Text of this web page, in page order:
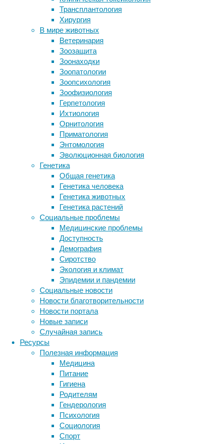
Трансплантология
Хирургия
В мире животных
Ветеринария
Зоозащита
Зоонаходки
Зоопатологии
Зоопсихология
Зоофизиология
Герпетология
Ихтиология
Орнитология
Приматология
Энтомология
Эволюционная биология
Генетика
Общая генетика
Генетика человека
Генетика животных
Генетика растений
Социальные проблемы
Медицинские проблемы
Доступность
Демография
Сиротство
Экология и климат
Эпидемии и пандемии
Социальные новости
Новости благотворительности
Новости портала
Новые записи
Случайная запись
Ресурсы
Полезная информация
Медицина
Питание
Гигиена
Родителям
Гендерология
Психология
Социология
Спорт
лет
последние
500
лет
05/03/2019,
20:28
02/03/2024
биология,
ботаника,
вымирание,
животные,
инвазивные
виды,
экология
Инвазивные
виды
стали
единственной
причиной
126
из
935
(или
13
процентов)
всех
случаев
вымирания
растений
и
животных,
зафиксированных
1500
года,
подсчитали
авторы
статьи
журнале
отключили им это умение
Динозавры-низкорослики
Транскраниальная стимуляция
постоянным током – вред под маской
пользы?
Уязвимость мальчиков к
неврологическим расстройствам
объяснили эпигенетикой
Ученые синтезировали аналог ЛСД
для лечения шизофрении
Следите за новостями